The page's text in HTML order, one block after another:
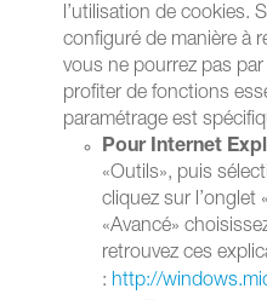
l’utilisation de cookies.
configuré de manière à
vous ne pourrez pas
profiter de fonctions
paramétrage est
Pour Internet
«Outils», puis
cliquez sur l’onglet
«Avancé»
retrouvez ces
: http://